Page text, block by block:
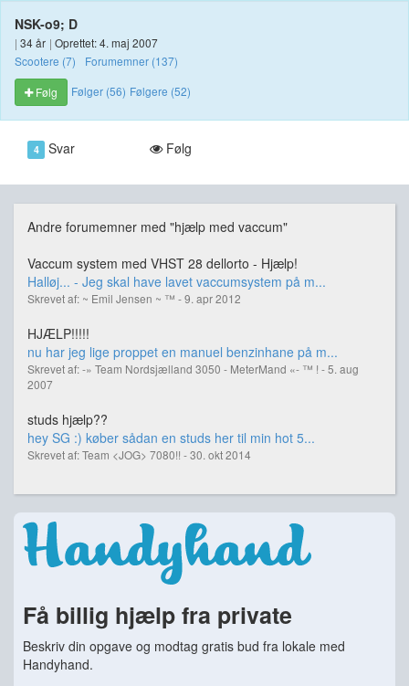
NSK-o9; D
| 34 år | Oprettet: 4. maj 2007
Scootere (7)
Forumemner (137)
Følg
Følger (56) Følgere (52)
4 Svar Følg
Andre forumemner med "hjælp med vaccum"
Vaccum system med VHST 28 dellorto - Hjælp!
Halløj... - Jeg skal have lavet vaccumsystem på m...
Skrevet af: ~ Emil Jensen ~ ™ - 9. apr 2012
HJÆLP!!!!!
nu har jeg lige proppet en manuel benzinhane på m...
Skrevet af: -» Team Nordsjælland 3050 - MeterMand «- ™ ! - 5. aug
2007
studs hjælp??
hey SG :) køber sådan en studs her til min hot 5...
Skrevet af: Team <JOG> 7080!! - 30. okt 2014
Få billig hjælp fra private
Beskriv din opgave og modtag gratis bud fra lokale med
Handyhand.